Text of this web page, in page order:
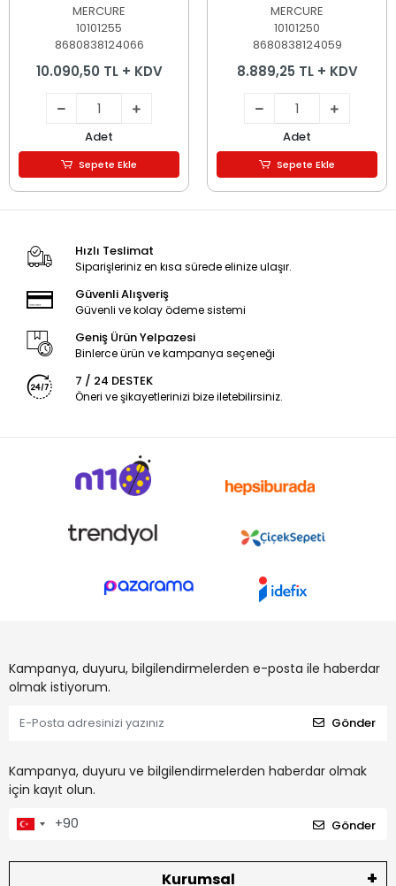
MERCURE
10101255
8680838124066
10.090,50 TL + KDV
Adet
Sepete Ekle
MERCURE
10101250
8680838124059
8.889,25 TL + KDV
Adet
Sepete Ekle
Hızlı Teslimat
Siparişleriniz en kısa sürede elinize ulaşır.
Güvenli Alışveriş
Güvenli ve kolay ödeme sistemi
Geniş Ürün Yelpazesi
Binlerce ürün ve kampanya seçeneği
7 / 24 DESTEK
Öneri ve şikayetlerinizi bize iletebilirsiniz.
Kampanya, duyuru, bilgilendirmelerden e-posta ile haberdar
olmak istiyorum.
Gönder
Kampanya, duyuru ve bilgilendirmelerden haberdar olmak
için kayıt olun.
Gönder
Kurumsal